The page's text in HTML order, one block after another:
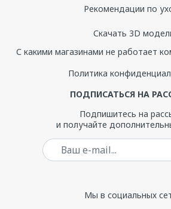
Рекомендации по
Скачать 3D
С какими магазинами не работает
Политика
ПОДПИСАТЬСЯ НА
Подпишитесь на
и получайте
Мы в социальных